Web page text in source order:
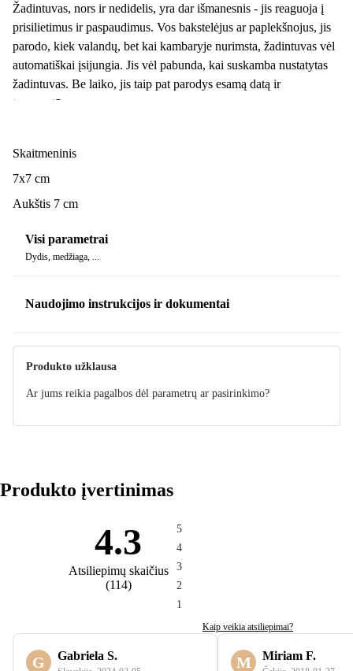
Žadintuvas, nors ir nedidelis, yra dar išmanesnis - jis reaguoja į
prisilietimus ir paspaudimus. Vos bakstelėjus ar paplekšnojus, jis
parodo, kiek valandų, bet kai kambaryje nurimsta, žadintuvas vėl
automatiškai įsijungia. Jis vėl pabunda, kai suskamba nustatytas
žadintuvas. Be laiko, jis taip pat parodys esamą datą ir
temperatūrą.
pakuotėje. Tuomet pats žadintuvas turi tris nustatymus su iki
vienos minutės trukmės signalu. Taigi net didžiausi miegaliai bus
Skaitmeninis
7x7 cm
Aukštis 7 cm
Visi parametrai
Dydis, medžiaga, ...
Naudojimo instrukcijos ir dokumentai
Produkto užklausa
Ar jums reikia pagalbos dėl parametrų ar pasirinkimo?
Produkto įvertinimas
4.3
Atsiliepimų skaičius
(114)
5
4
3
2
1
Kaip veikia atsiliepimai?
G Gabriela S. M Miriam F.